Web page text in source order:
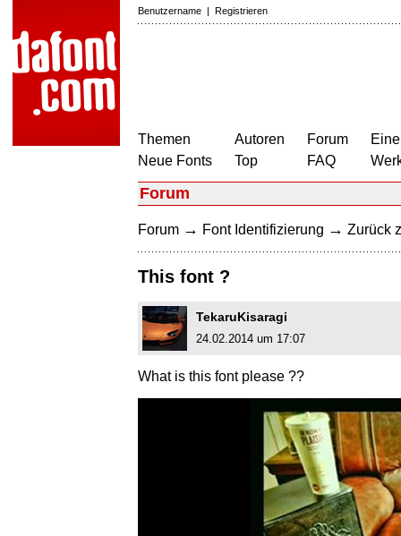
Benutzername | Registrieren
Themen
Neue Fonts
Autoren
Top
Forum
FAQ
Forum
Forum → Font Identifizierung → Zurück
This font ?
TekaruKisaragi
24.02.2014 um 17:07
What is this font please ??